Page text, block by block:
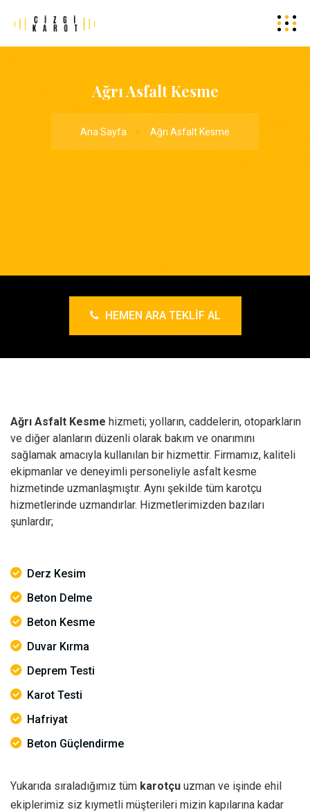
Ağrı Asfalt Kesme
Ana Sayfa Ağrı Asfalt Kesme
HEMEN ARA TEKLIF AL
Ağrı Asfalt Kesme hizmeti; yolların, caddelerin, otoparkların
ve diğer alanların düzenli olarak bakım ve onarımını
sağlamak amacıyla kullanılan bir hizmettir. Firmamız, kaliteli
ekipmanlar ve deneyimli personeliyle asfalt kesme
hizmetinde uzmanlaşmıştır. Aynı şekilde tüm karotçu
hizmetlerinde uzmandırlar. Hizmetlerimizden bazıları
şunlardır;
Derz Kesim
Beton Delme
Beton Kesme
Duvar Kırma
Deprem Testi
Karot Testi
Hafriyat
Beton Güçlendirme
Yukarıda sıraladığımız tüm karotçu uzman ve işinde ehil
ekiplerimiz siz kıymetli müşterileri mizin kapılarına kadar